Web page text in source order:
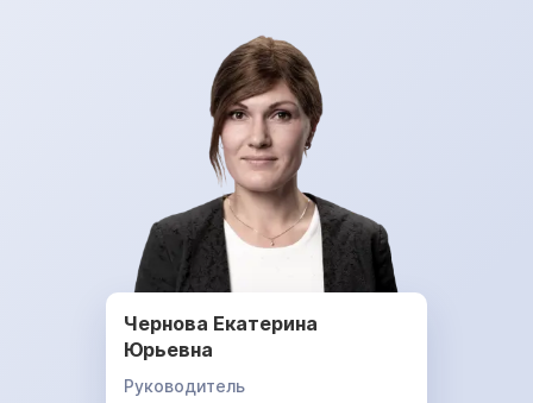
Чернова Екатерина
Юрьевна
Руководитель